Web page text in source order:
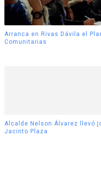
Arranca en Rivas Dávila el
Comunitarias
Alcalde Nelson Álvarez llevó
Jacinto Plaza